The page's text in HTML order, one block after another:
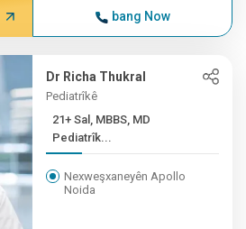
bang Now
Dr Richa Thukral
Pediatrîkê
21+ Sal, MBBS, MD
Pediatrîk...
Nexweşxaneyên Apollo
Noida